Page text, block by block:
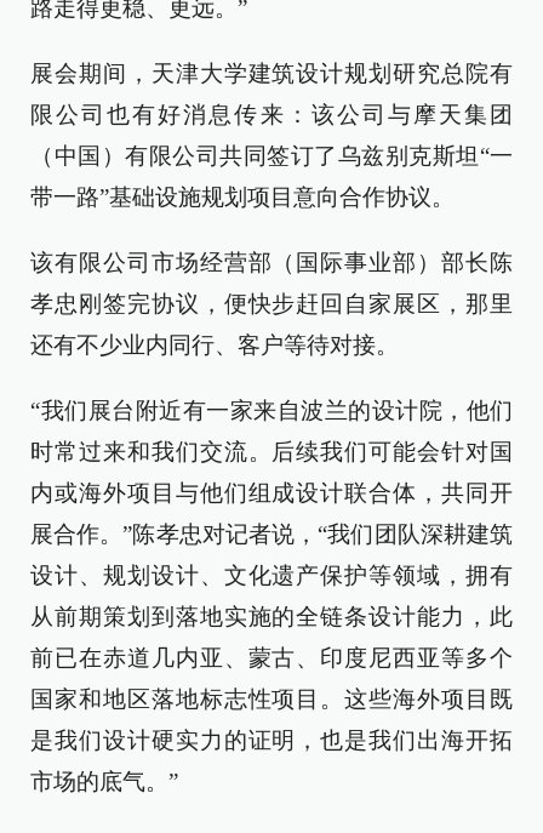
路走得更稳、更远。”
展会期间，天津大学建筑设计规划研究总院有
限公司也有好消息传来：该公司与摩天集团
（中国）有限公司共同签订了乌兹别克斯坦“一
带一路”基础设施规划项目意向合作协议。
该有限公司市场经营部（国际事业部）部长陈
孝忠刚签完协议，便快步赶回自家展区，那里
还有不少业内同行、客户等待对接。
“我们展台附近有一家来自波兰的设计院，他们
时常过来和我们交流。后续我们可能会针对国
内或海外项目与他们组成设计联合体，共同开
展合作。”陈孝忠对记者说，“我们团队深耕建筑
设计、规划设计、文化遗产保护等领域，拥有
从前期策划到落地实施的全链条设计能力，此
前已在赤道几内亚、蒙古、印度尼西亚等多个
国家和地区落地标志性项目。这些海外项目既
是我们设计硬实力的证明，也是我们出海开拓
市场的底气。”